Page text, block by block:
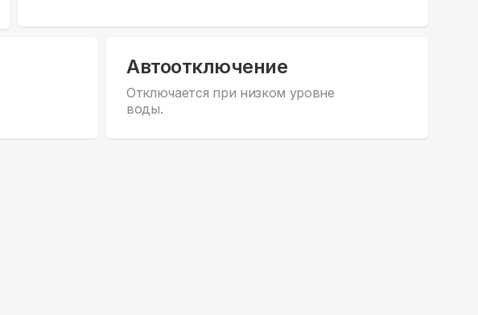
Автоотключение
Отключается при низком уровне
воды.